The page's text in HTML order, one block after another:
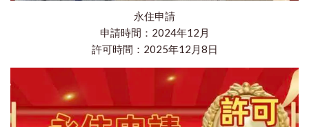
永住申請
申請時間：2024年12月
許可時間：2025年12月8日